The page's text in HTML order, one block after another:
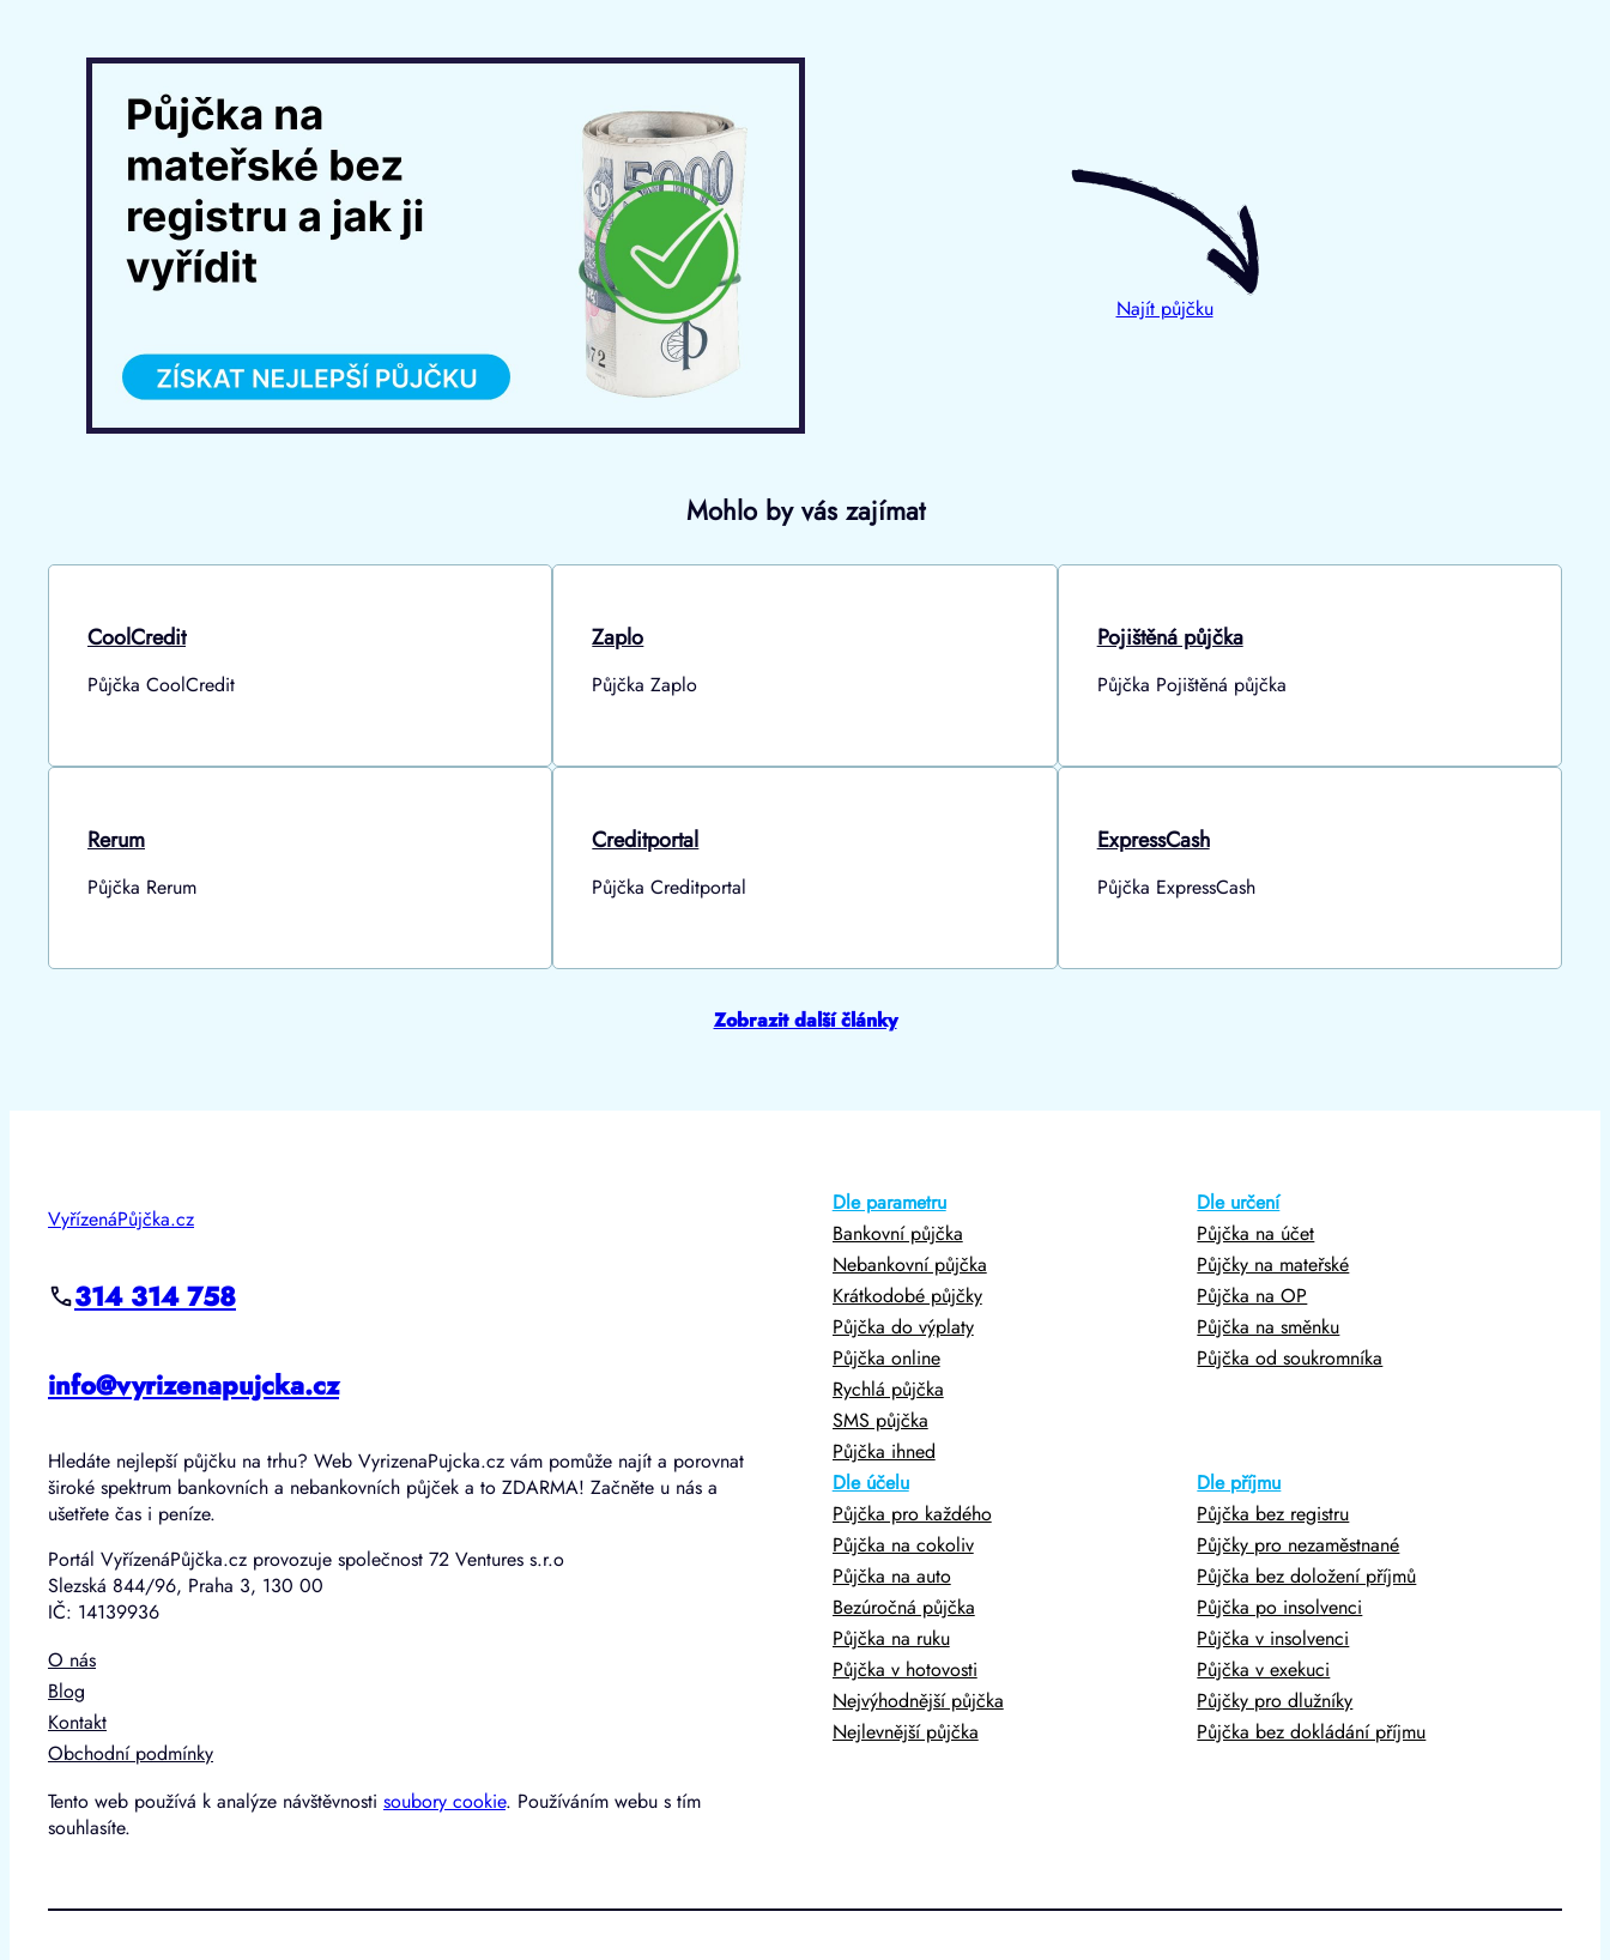
Najít půjčku
Mohlo by vás zajímat
CoolCredit
Půjčka CoolCredit
Zaplo
Půjčka Zaplo
Pojištěná půjčka
Půjčka Pojištěná půjčka
Rerum
Půjčka Rerum
Creditportal
Půjčka Creditportal
ExpressCash
Půjčka ExpressCash
Zobrazit další články
VyřízenáPůjčka.cz
314 314 758
info@vyrizenapujcka.cz
Hledáte nejlepší půjčku na trhu? Web VyrizenaPujcka.cz vám pomůže najít a porovnat
široké spektrum bankovních a nebankovních půjček a to ZDARMA! Začněte u nás a
ušetřete čas i peníze.
Portál VyřízenáPůjčka.cz provozuje společnost 72 Ventures s.r.o
Slezská 844/96, Praha 3, 130 00
IČ: 14139936
O nás
Blog
Kontakt
Obchodní podmínky
Tento web používá k analýze návštěvnosti soubory cookie. Používáním webu s tím
souhlasíte.
Dle parametru
Bankovní půjčka
Nebankovní půjčka
Krátkodobé půjčky
Půjčka do výplaty
Půjčka online
Rychlá půjčka
SMS půjčka
Půjčka ihned
Dle určení
Půjčka na účet
Půjčky na mateřské
Půjčka na OP
Půjčka na směnku
Půjčka od soukromníka
Dle účelu
Půjčka pro každého
Půjčka na cokoliv
Půjčka na auto
Bezúročná půjčka
Půjčka na ruku
Půjčka v hotovosti
Nejvýhodnější půjčka
Nejlevnější půjčka
Dle příjmu
Půjčka bez registru
Půjčky pro nezaměstnané
Půjčka bez doložení příjmů
Půjčka po insolvenci
Půjčka v insolvenci
Půjčka v exekuci
Půjčky pro dlužníky
Půjčka bez dokládání příjmu